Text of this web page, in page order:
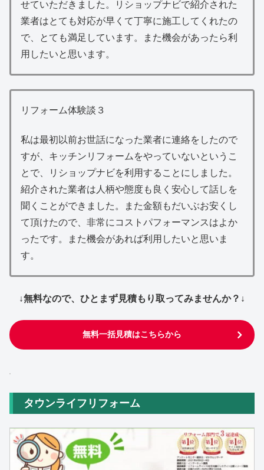
せていただきました。リショップナビで紹介された
業者はとても対応が早くて丁寧に施工してくれたの
で、とても満足しています。また機会があったら利
用したいと思います。
リフォーム体験談３
私は最初以前お世話になった業者に連絡をしたので
すが、キッチンリフォームをやっていないというこ
とで、リショップナビを利用することにしました。
紹介された業者は人柄や態度も良く安心して話しを
聞くことができました。また金額もだいぶお安くし
て頂けたので、非常にコストパフォーマンスはよか
ったです。また機会があれば利用したいと思いま
す。
↓無料なので、ひとまず見積もり取ってみませんか？↓
無料一括見積はこちらから
タウンライフリフォーム